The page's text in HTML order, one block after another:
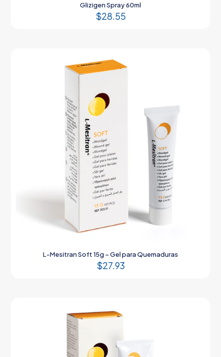
Glizigen Spray 60ml
$28.55
L-Mesitran Soft 15g – Gel para Quemaduras
$27.93